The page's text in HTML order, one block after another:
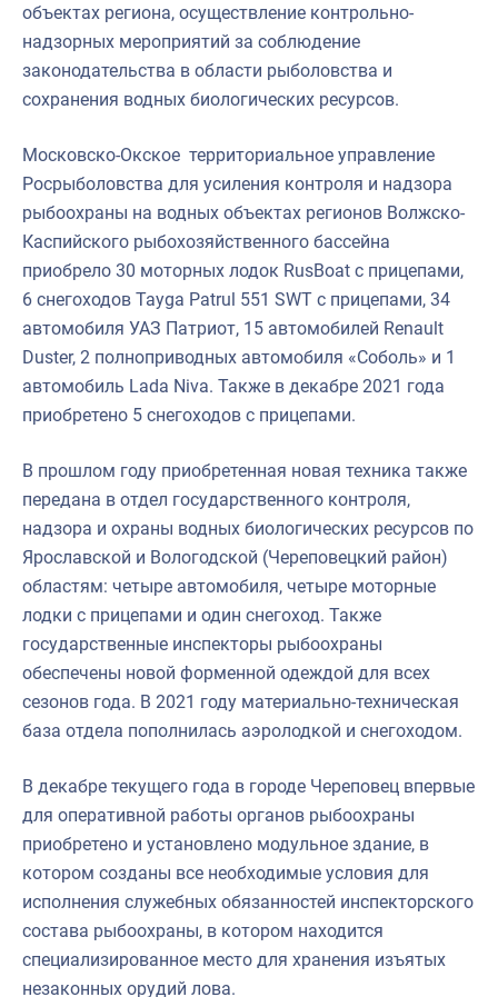
объектах региона, осуществление контрольно-
надзорных мероприятий за соблюдение
законодательства в области рыболовства и
сохранения водных биологических ресурсов.
Московско-Окское территориальное управление
Росрыболовства для усиления контроля и надзора
рыбоохраны на водных объектах регионов Волжско-
Каспийского рыбохозяйственного бассейна
приобрело 30 моторных лодок RusBoat с прицепами,
6 снегоходов Tayga Patrul 551 SWT с прицепами, 34
автомобиля УАЗ Патриот, 15 автомобилей Renault
Duster, 2 полноприводных автомобиля «Соболь» и 1
автомобиль Lada Niva. Также в декабре 2021 года
приобретено 5 снегоходов с прицепами.
В прошлом году приобретенная новая техника также
передана в отдел государственного контроля,
надзора и охраны водных биологических ресурсов по
Ярославской и Вологодской (Череповецкий район)
областям: четыре автомобиля, четыре моторные
лодки с прицепами и один снегоход. Также
государственные инспекторы рыбоохраны
обеспечены новой форменной одеждой для всех
сезонов года. В 2021 году материально-техническая
база отдела пополнилась аэролодкой и снегоходом.
В декабре текущего года в городе Череповец впервые
для оперативной работы органов рыбоохраны
приобретено и установлено модульное здание, в
котором созданы все необходимые условия для
исполнения служебных обязанностей инспекторского
состава рыбоохраны, в котором находится
специализированное место для хранения изъятых
незаконных орудий лова.